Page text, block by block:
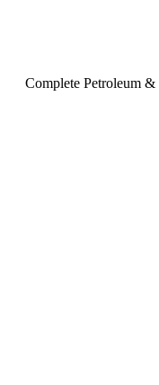
Complete Petroleum